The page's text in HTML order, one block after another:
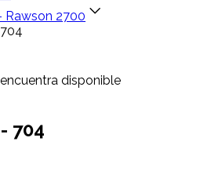
Rawson 2700
disponible
704